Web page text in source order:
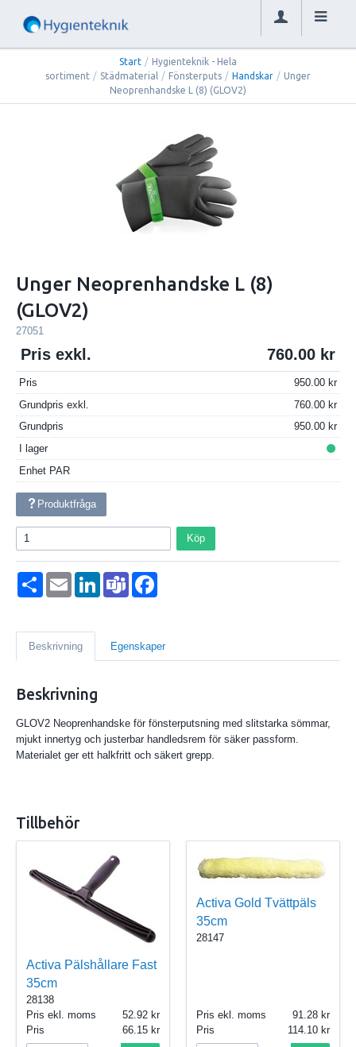
Start / Hygienteknik - Hela
sortiment / Städmaterial / Fönsterputs / Handskar / Unger
Neoprenhandske L (8) (GLOV2)
Unger Neoprenhandske L (8)
(GLOV2)
27051
Pris exkl. 760.00
Pris
950.00
Grundpris exkl.
760.00
Grundpris
950.00
I lager
Enhet PAR
Produktfråga
Köp
Dela Email LinkedInTeams
Beskrivning Egenskaper
Beskrivning
GLOV2 Neoprenhandske för fönsterputsning med slitstarka sömmar,
mjukt innertyg och justerbar handledsrem för säker passform.
Materialet ger ett halkfritt och säkert grepp.
Tillbehör
Activa Pälshållare Fast
35cm
28138
Pris ekl. moms
52.92
Pris
66.15
Activa Gold Tvättpäls
35cm
28147
Pris ekl. moms
91.28
Pris
114.10